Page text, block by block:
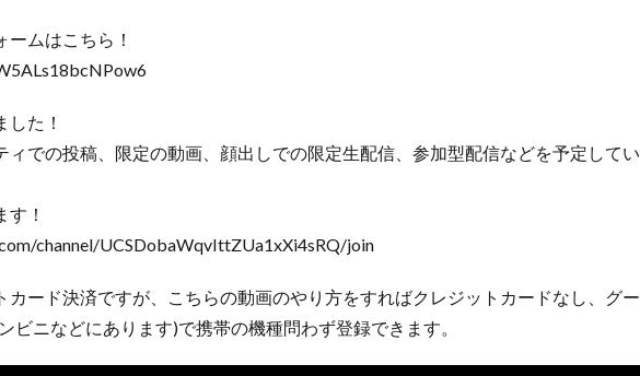
ムはこちら！
した！
ィでの投稿、限定の動画、顔出しでの限定生配信、参加型配信などを予定してい
！
channel/UCSDobaWqvIttZUa1xXi4sRQ/join
カード決済ですが、こちらの動画のやり方をすればクレジットカードなし、グー
ビニなどにあります)で携帯の機種問わず登録できます。